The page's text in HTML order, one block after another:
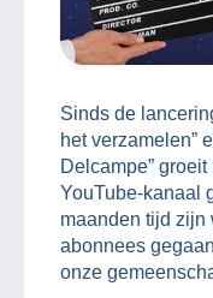
Sinds de
het verzamelen”
Delcampe”
YouTube-kanaal
maanden tijd zijn
abonnees
onze